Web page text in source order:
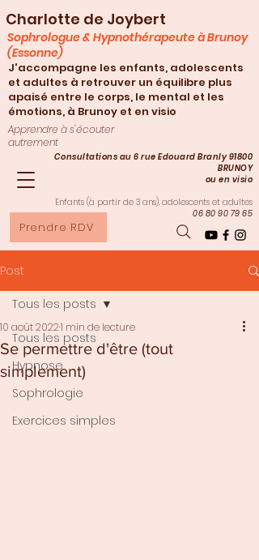
Charlotte de Joybert
Consultations au 6 rue Edouard Branly 91800
BRUNOY
ou en visio
Enfants (à partir de 3 ans), adolescents et adultes
06 80 90 79 65
Apprendre à s'écouter
autrement
Prendre RDV
Sophrologue & Hypnothérapeute à Brunoy
(Essonne)
J'accompagne les enfants, adolescents
et adultes à retrouver un équilibre plus
apaisé entre le corps, le mental et les
émotions, à Brunoy et en visio
Post
Tous les posts
Hypnose
Sophrologie
Exercices simples
Tous les posts
Se permettre d'être (tout
simplement)
10 août 20221 min de lecture